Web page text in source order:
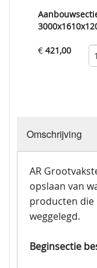
€ 421,00
Omschrijving
AR
opslaan van
producten
weggelegd.
Beginsectie